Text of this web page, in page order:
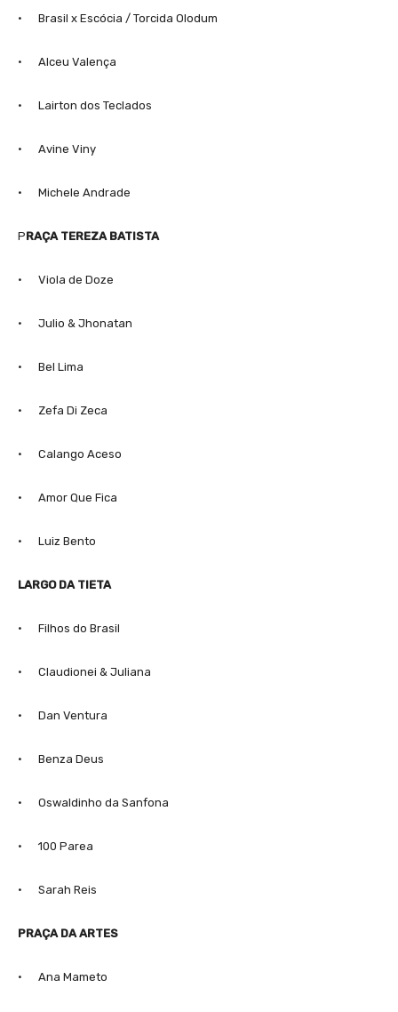
· Brasil x Escócia / Torcida Olodum
· Alceu Valença
· Lairton dos Teclados
· Avine Viny
· Michele Andrade
PRAÇA TEREZA BATISTA
· Viola de Doze
· Julio & Jhonatan
· Bel Lima
· Zefa Di Zeca
· Calango Aceso
· Amor Que Fica
· Luiz Bento
LARGO DA TIETA
· Filhos do Brasil
· Claudionei & Juliana
· Dan Ventura
· Benza Deus
· Oswaldinho da Sanfona
· 100 Parea
· Sarah Reis
PRAÇA DA ARTES
· Ana Mameto